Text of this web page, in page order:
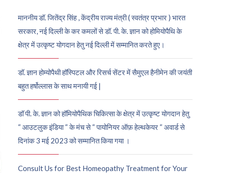
माननीय डॉ. जितेंद्र सिंह , केंद्रीय राज्य मंत्री ( स्वतंत्र प्रभार ) भारत
सरकार, नई दिल्ली के कर कमलों से डॉ. पी. के. ज्ञान को होमियोपैथि के
क्षेत्र में उत्कृष्ट योगदान हेतु नई दिल्ली में सम्मानित करते हुए।
डॉ. ज्ञान होम्योपैथी हॉस्पिटल और रिसर्च सेंटर में सैमुएल हैनीमेन की जयंती
बहुत हर्षोल्लास के साथ मनायी गई |
डॉ पी. के. ज्ञान को हॉमियोपैथिक चिकित्सा के क्षेत्र में उत्कृष्ट योगदान हेतु
“ आउटलुक इंडिया “ के मंच से “ पायोनियर ऑफ़ हेल्थकेयर “ अवार्ड से
दिनांक 3 मई 2023 को सम्मानित किया गया ।
Consult Us for Best Homeopathy Treatment for Your